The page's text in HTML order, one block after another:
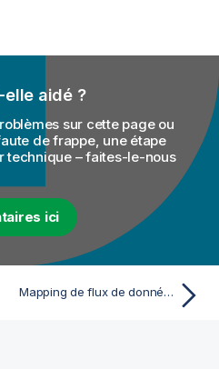
aidé ?
sur cette page ou
de frappe, une étape
technique – faites-le-nous
ici
Mapping de flux de données